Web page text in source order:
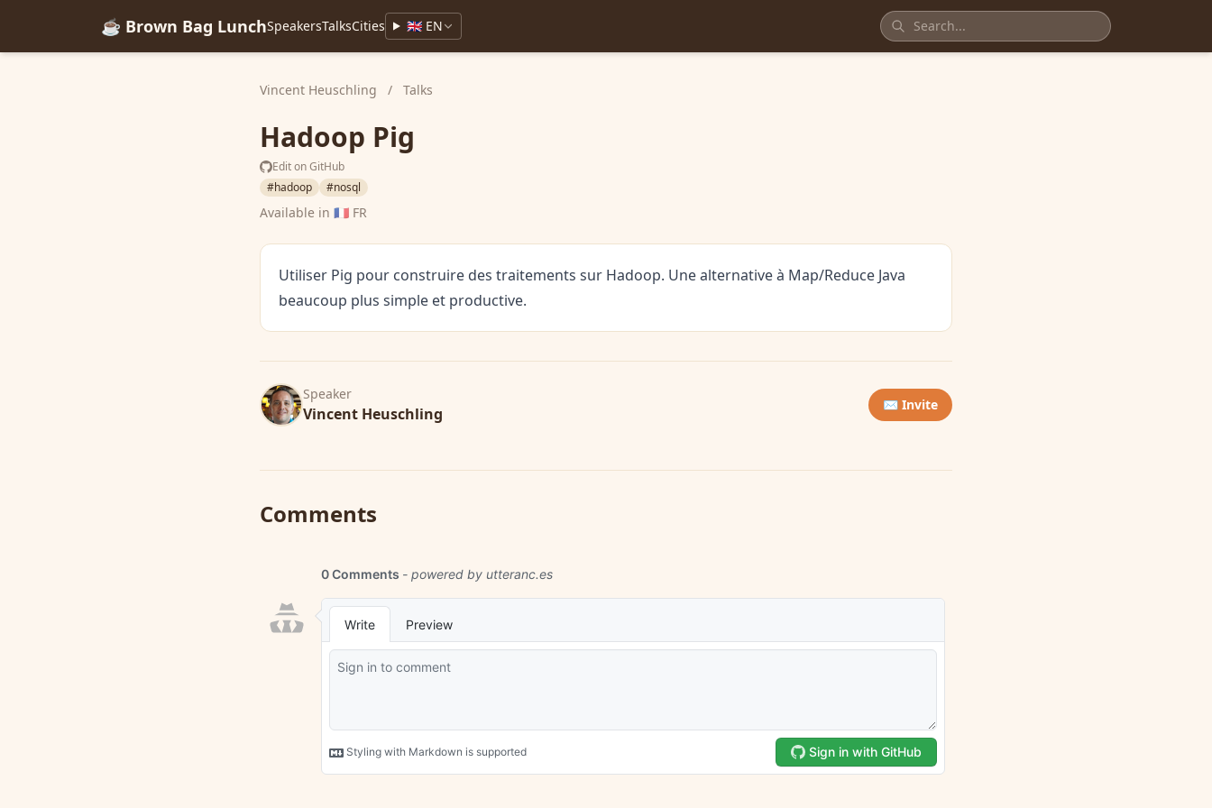
☕ Brown Bag LunchSpeakersTalksCities 🇬🇧 EN
Vincent Heuschling / Talks
Hadoop Pig
Edit on GitHub
#hadoop
#nosql
Available in 🇫🇷 FR
Utiliser Pig pour construire des traitements sur Hadoop. Une alternative à Map/Reduce Java
beaucoup plus simple et productive.
Speaker
Vincent Heuschling ✉️ Invite
Comments